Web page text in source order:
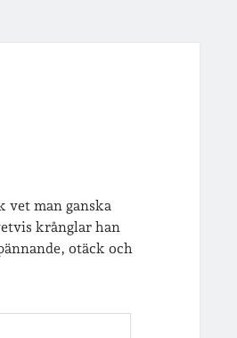
vet man ganska
krånglar han
otäck och